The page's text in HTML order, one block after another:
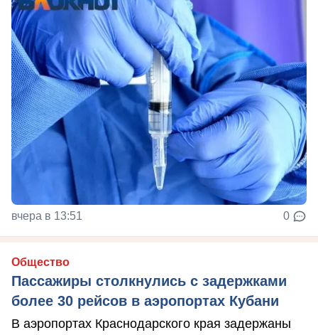
вчера в 13:51 0
Общество
Пассажиры столкнулись с задержками
более 30 рейсов в аэропортах Кубани
В аэропортах Краснодарского края задержаны